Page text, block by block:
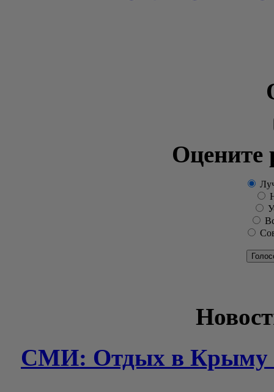
Оцените
СМИ: Отдых в Крыму к